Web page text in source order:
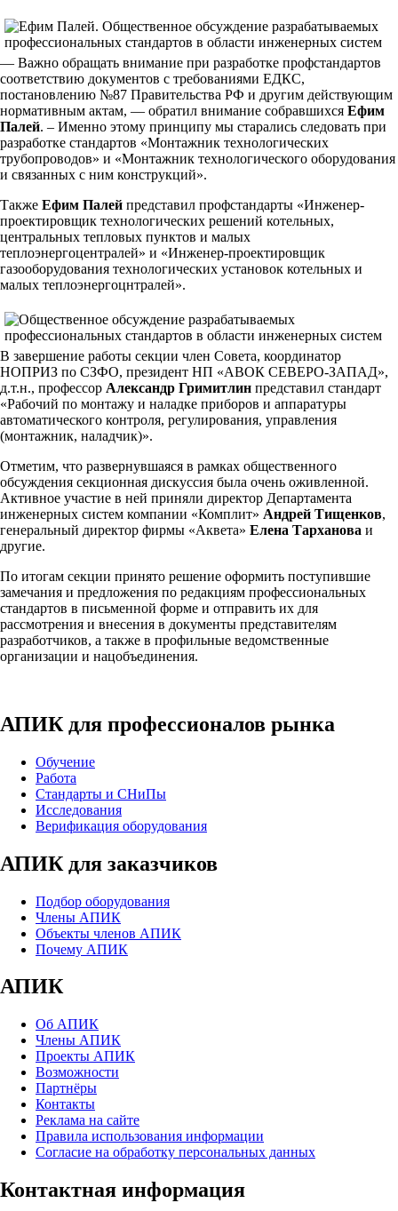
— Важно обращать внимание при разработке профстандартов
соответствию документов с требованиями ЕДКС,
постановлению №87 Правительства РФ и другим действующим
нормативным актам, — обратил внимание собравшихся Ефим
Палей. – Именно этому принципу мы старались следовать при
разработке стандартов «Монтажник технологических
трубопроводов» и «Монтажник технологического оборудования
и связанных с ним конструкций».
Также Ефим Палей представил профстандарты «Инженер-
проектировщик технологических решений котельных,
центральных тепловых пунктов и малых
теплоэнергоцентралей» и «Инженер-проектировщик
газооборудования технологических установок котельных и
малых теплоэнергоцнтралей».
В завершение работы секции член Совета, координатор
НОПРИЗ по СЗФО, президент НП «АВОК СЕВЕРО-ЗАПАД»,
д.т.н., профессор Александр Гримитлин представил стандарт
«Рабочий по монтажу и наладке приборов и аппаратуры
автоматического контроля, регулирования, управления
(монтажник, наладчик)».
Отметим, что развернувшаяся в рамках общественного
обсуждения секционная дискуссия была очень оживленной.
Активное участие в ней приняли директор Департамента
инженерных систем компании «Комплит» Андрей Тищенков,
генеральный директор фирмы «Аквета» Елена Тарханова и
другие.
По итогам секции принято решение оформить поступившие
замечания и предложения по редакциям профессиональных
стандартов в письменной форме и отправить их для
рассмотрения и внесения в документы представителям
разработчиков, а также в профильные ведомственные
организации и нацобъединения.
АПИК для профессионалов рынка
Обучение
Работа
Стандарты и СНиПы
Исследования
Верификация оборудования
АПИК для заказчиков
Подбор оборудования
Члены АПИК
Объекты членов АПИК
Почему АПИК
АПИК
Об АПИК
Члены АПИК
Проекты АПИК
Возможности
Партнёры
Контакты
Реклама на сайте
Правила использования информации
Согласие на обработку персональных данных
Контактная информация